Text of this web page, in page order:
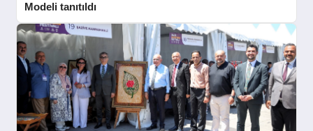
Modeli tanıtıldı